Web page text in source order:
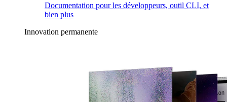
Documentation pour les développeurs, outil CLI, et
bien plus
Innovation permanente